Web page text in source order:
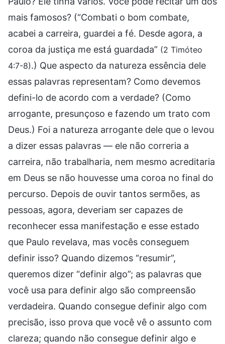
mais famosos? (“Combati o bom combate,
acabei a carreira, guardei a fé. Desde agora, a
coroa da justiça me está guardada” (2 Timóteo
4:7-8).) Que aspecto da natureza essência dele
essas palavras representam? Como devemos
defini-lo de acordo com a verdade? (Como
arrogante, presunçoso e fazendo um trato com
Deus.) Foi a natureza arrogante dele que o levou
a dizer essas palavras — ele não correria a
carreira, não trabalharia, nem mesmo acreditaria
em Deus se não houvesse uma coroa no final do
percurso. Depois de ouvir tantos sermões, as
pessoas, agora, deveriam ser capazes de
reconhecer essa manifestação e esse estado
que Paulo revelava, mas vocês conseguem
definir isso? Quando dizemos “resumir”,
queremos dizer “definir algo”; as palavras que
você usa para definir algo são compreensão
verdadeira. Quando consegue definir algo com
precisão, isso prova que você vê o assunto com
clareza; quando não consegue definir algo e